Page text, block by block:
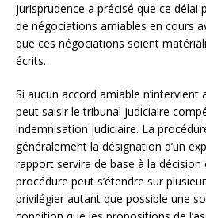
jurisprudence a précisé que ce délai
de négociations amiables en cours
que ces négociations soient
écrits.
Si aucun accord amiable n’intervient
peut saisir le tribunal judiciaire
indemnisation judiciaire. La
généralement la désignation d’un
rapport servira de base à la décision
procédure peut s’étendre sur
privilégier autant que possible une